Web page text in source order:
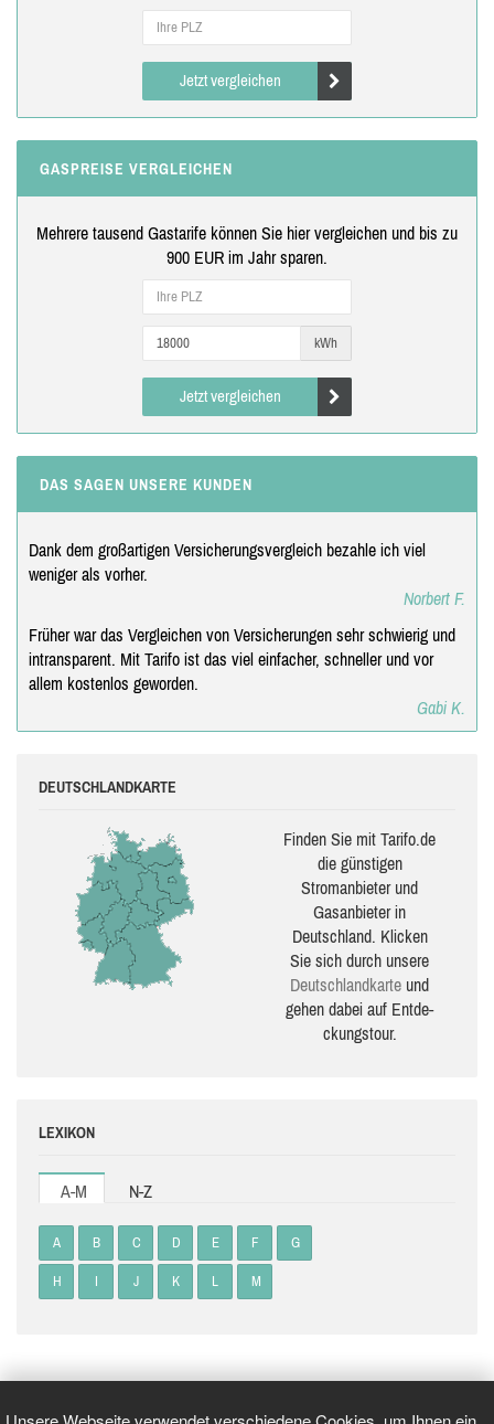
Jetzt vergleichen
GASPREISE VERGLEICHEN
Mehrere tausend Gastarife können Sie hier vergleichen und bis zu
900 EUR im Jahr sparen.
kWh
Jetzt vergleichen
DAS SAGEN UNSERE KUNDEN
Dank dem großartigen Versicherungsvergleich bezahle ich viel
weniger als vorher.
Norbert F.
Früher war das Vergleichen von Versicherungen sehr schwierig und
intransparent. Mit Tarifo ist das viel einfacher, schneller und vor
allem kostenlos geworden.
Gabi K.
DEUTSCHLANDKARTE
Finden Sie mit Tarifo.de
die güns­ti­gen
Stromanbieter und
Gasanbieter in
Deutschland. Klicken
Sie sich durch unsere
Deutsch­land­karte und
gehen dabei auf Ent­de­
ckungs­tour.
LEXIKON
A-M N-Z
A B C D E F G
H I J K L M